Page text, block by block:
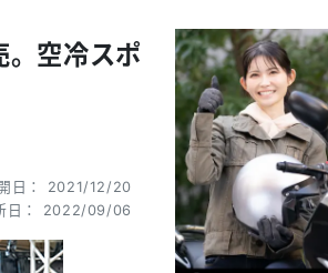
。空冷スポ
日： 2021/12/20
日： 2022/09/06